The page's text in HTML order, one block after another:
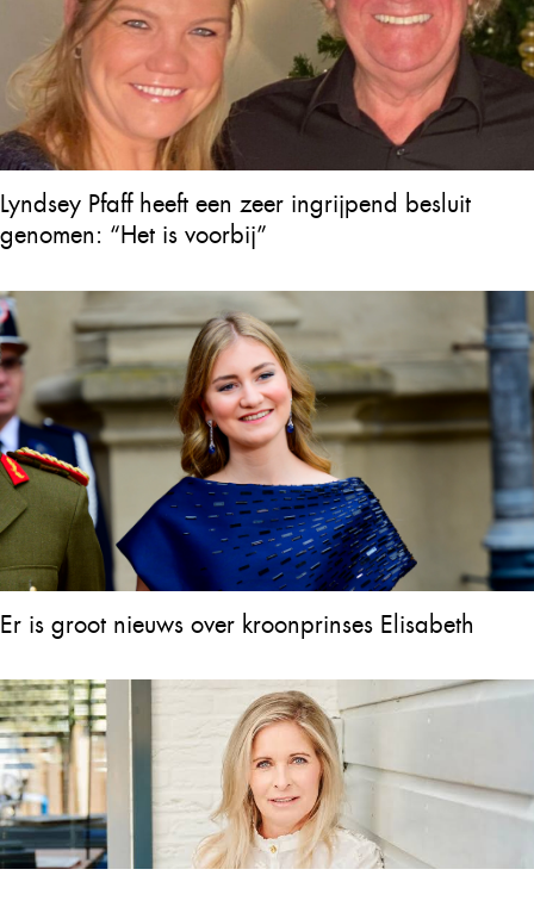
Lyndsey Pfaff heeft een zeer ingrijpend besluit
genomen: “Het is voorbij”
Er is groot nieuws over kroonprinses Elisabeth